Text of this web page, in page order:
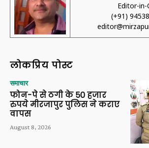
Editor-in-
(+91)
लोकप्रिय पोस्ट
समाचार
फोन-पे से ठगी के 50 हजार
रुपये मीरजापुर पुलिस ने कराए
वापस
August 8, 2026